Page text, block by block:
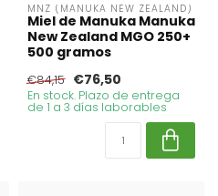
MNZ (MANUKA NEW ZEALAND)
Miel de Manuka Manuka
New Zealand MGO 250+
500 gramos
€84,15 €76,50
En stock. Plazo de entrega
de 1 a 3 días laborables